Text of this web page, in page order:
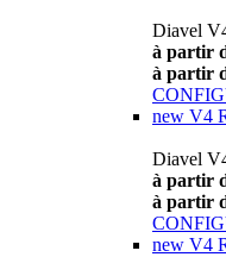
Diavel
à partir
à partir
new V4
Diavel
à partir
à partir
new V4